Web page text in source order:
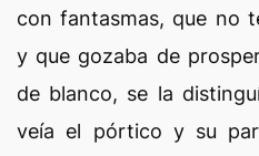
con fantasmas, que no
y que gozaba de
de blanco, se la
veía el pórtico y su